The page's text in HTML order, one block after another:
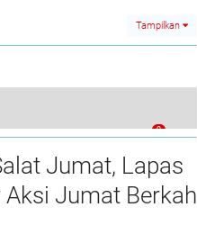
Tampilkan
Anti Korupsi
0
Jumat, Lapas
Jumat Berkah